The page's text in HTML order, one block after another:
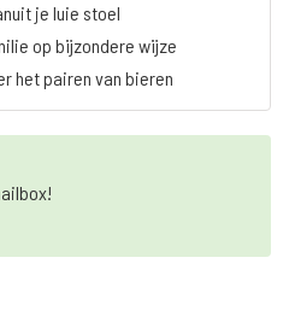
je luie stoel
op bijzondere wijze
het pairen van bieren